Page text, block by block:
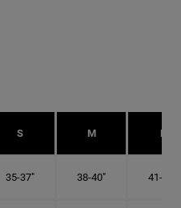
S M L
35-37" 38-40" 41-43"